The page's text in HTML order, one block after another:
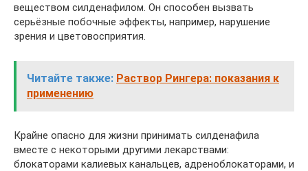
веществом силденафилом. Он способен вызвать
серьёзные побочные эффекты, например, нарушение
зрения и цветовосприятия.
Читайте также: Раствор Рингера: показания к
применению
Крайне опасно для жизни принимать силденафила
вместе с некоторыми другими лекарствами:
блокаторами калиевых канальцев, адреноблокаторами, и